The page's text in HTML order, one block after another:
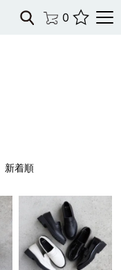
0
新着順